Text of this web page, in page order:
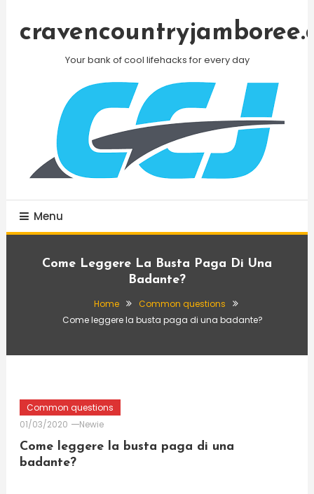
Your bank of cool lifehacks for every day
Menu
Come Leggere La Busta Paga Di Una
Badante?
Home
Common questions
Come leggere la busta paga di una badante?
Common questions
01/03/2020
Newie
Come leggere la busta paga di una
badante?